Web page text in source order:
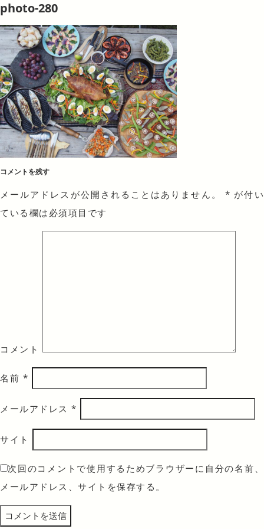
photo-280
コメントを残す
メールアドレスが公開されることはありません。 * が付い
ている欄は必須項目です
コメント
名前 *
メールアドレス *
サイト
次回のコメントで使用するためブラウザーに自分の名前、
メールアドレス、サイトを保存する。